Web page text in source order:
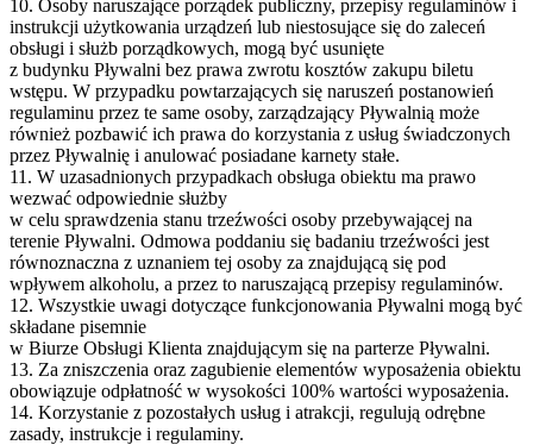
10. Osoby naruszające porządek publiczny, przepisy regulaminów i
instrukcji użytkowania urządzeń lub niestosujące się do zaleceń
obsługi i służb porządkowych, mogą być usunięte
z budynku Pływalni bez prawa zwrotu kosztów zakupu biletu
wstępu. W przypadku powtarzających się naruszeń postanowień
regulaminu przez te same osoby, zarządzający Pływalnią może
również pozbawić ich prawa do korzystania z usług świadczonych
przez Pływalnię i anulować posiadane karnety stałe.
11. W uzasadnionych przypadkach obsługa obiektu ma prawo
wezwać odpowiednie służby
w celu sprawdzenia stanu trzeźwości osoby przebywającej na
terenie Pływalni. Odmowa poddaniu się badaniu trzeźwości jest
równoznaczna z uznaniem tej osoby za znajdującą się pod
wpływem alkoholu, a przez to naruszającą przepisy regulaminów.
12. Wszystkie uwagi dotyczące funkcjonowania Pływalni mogą być
składane pisemnie
w Biurze Obsługi Klienta znajdującym się na parterze Pływalni.
13. Za zniszczenia oraz zagubienie elementów wyposażenia obiektu
obowiązuje odpłatność w wysokości 100% wartości wyposażenia.
14. Korzystanie z pozostałych usług i atrakcji, regulują odrębne
zasady, instrukcje i regulaminy.